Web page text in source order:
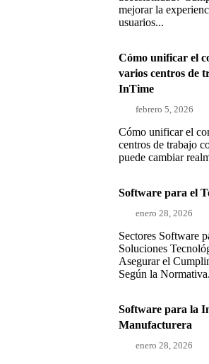
mejorar la
usuarios...
Cómo unificar el
varios centros de
InTime
febrero 5, 2026
Cómo unificar el
centros de trabajo
puede cambiar
Software para el
enero 28, 2026
Sectores Software
Soluciones
Asegurar el
Según la
Software para la
Manufacturera
enero 28, 2026